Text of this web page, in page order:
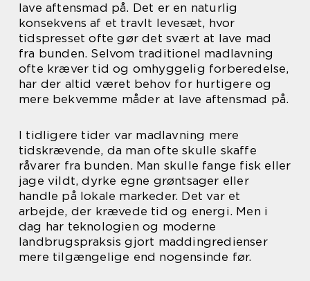
lave aftensmad på. Det er en naturlig
konsekvens af et travlt levesæt, hvor
tidspresset ofte gør det svært at lave mad
fra bunden. Selvom traditionel madlavning
ofte kræver tid og omhyggelig forberedelse,
har der altid været behov for hurtigere og
mere bekvemme måder at lave aftensmad på.
I tidligere tider var madlavning mere
tidskrævende, da man ofte skulle skaffe
råvarer fra bunden. Man skulle fange fisk eller
jage vildt, dyrke egne grøntsager eller
handle på lokale markeder. Det var et
arbejde, der krævede tid og energi. Men i
dag har teknologien og moderne
landbrugspraksis gjort maddingredienser
mere tilgængelige end nogensinde før.